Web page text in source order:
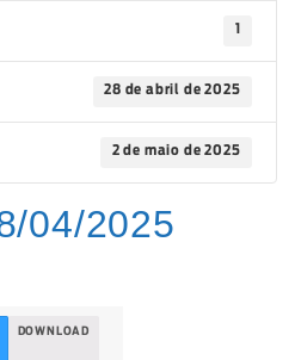
1
28 de abril de 2025
2 de maio de 2025
04/2025
DOWNLOAD